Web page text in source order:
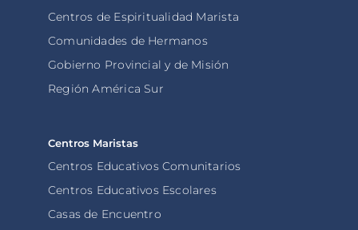
Centros de Espiritualidad Marista
Comunidades de Hermanos
Gobierno Provincial y de Misión
Región América Sur
Centros Maristas
Centros Educativos Comunitarios
Centros Educativos Escolares
Casas de Encuentro